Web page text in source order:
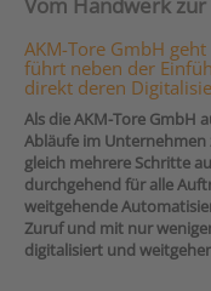
Vom Handwerk
AKM-Tore GmbH
führt neben der
direkt deren
Als die AKM-Tore GmbH
Abläufe im Unternehmen
gleich mehrere Schritte
durchgehend für alle
weitgehende
Zuruf und mit nur
digitalisiert und